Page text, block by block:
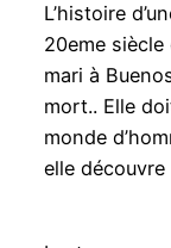
L’histoire
20eme
mari à
mort.. Elle
monde
elle